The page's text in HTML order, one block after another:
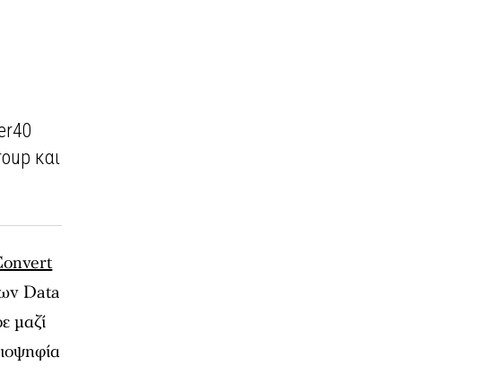
και
Data
μαζί